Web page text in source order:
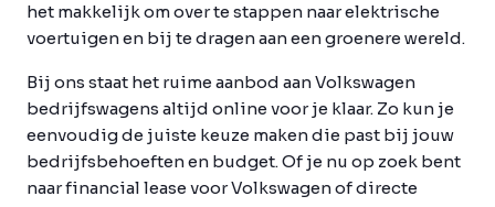
het makkelijk om over te stappen naar elektrische
voertuigen en bij te dragen aan een groenere wereld.
Bij ons staat het ruime aanbod aan Volkswagen
bedrijfswagens altijd online voor je klaar. Zo kun je
eenvoudig de juiste keuze maken die past bij jouw
bedrijfsbehoeften en budget. Of je nu op zoek bent
naar financial lease voor Volkswagen of directe